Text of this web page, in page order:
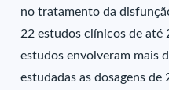
no tratamento da
22 estudos clínicos de até
estudos envolveram mais
estudadas as dosagens